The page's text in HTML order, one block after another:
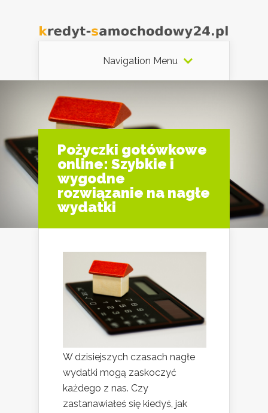
Navigation Menu
Pożyczki gotówkowe
online: Szybkie i
wygodne
rozwiązanie na nagłe
wydatki
W dzisiejszych czasach nagłe
wydatki mogą zaskoczyć
każdego z nas. Czy
zastanawiałeś się kiedyś, jak